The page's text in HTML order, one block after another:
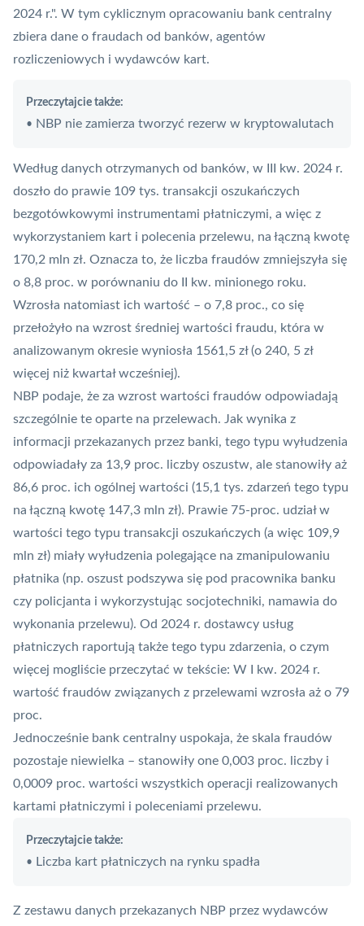
2024 r.". W tym cyklicznym opracowaniu bank centralny
zbiera dane o fraudach od banków, agentów
rozliczeniowych i wydawców kart.
Przeczytajcie także:
• NBP nie zamierza tworzyć rezerw w kryptowalutach
Według danych otrzymanych od banków, w III kw. 2024 r.
doszło do prawie 109 tys. transakcji oszukańczych
bezgotówkowymi instrumentami płatniczymi, a więc z
wykorzystaniem kart i polecenia przelewu, na łączną kwotę
170,2 mln zł. Oznacza to, że liczba fraudów zmniejszyła się
o 8,8 proc. w porównaniu do II kw. minionego roku.
Wzrosła natomiast ich wartość – o 7,8 proc., co się
przełożyło na wzrost średniej wartości fraudu, która w
analizowanym okresie wyniosła 1561,5 zł (o 240, 5 zł
więcej niż kwartał wcześniej).
NBP podaje, że za wzrost wartości fraudów odpowiadają
szczególnie te oparte na przelewach. Jak wynika z
informacji przekazanych przez banki, tego typu wyłudzenia
odpowiadały za 13,9 proc. liczby oszustw, ale stanowiły aż
86,6 proc. ich ogólnej wartości (15,1 tys. zdarzeń tego typu
na łączną kwotę 147,3 mln zł). Prawie 75-proc. udział w
wartości tego typu transakcji oszukańczych (a więc 109,9
mln zł) miały wyłudzenia polegające na zmanipulowaniu
płatnika (np. oszust podszywa się pod pracownika banku
czy policjanta i wykorzystując socjotechniki, namawia do
wykonania przelewu). Od 2024 r. dostawcy usług
płatniczych raportują także tego typu zdarzenia, o czym
więcej mogliście przeczytać w tekście: W I kw. 2024 r.
wartość fraudów związanych z przelewami wzrosła aż o 79
proc.
Jednocześnie bank centralny uspokaja, że skala fraudów
pozostaje niewielka – stanowiły one 0,003 proc. liczby i
0,0009 proc. wartości wszystkich operacji realizowanych
kartami płatniczymi i poleceniami przelewu.
Przeczytajcie także:
• Liczba kart płatniczych na rynku spadła
Z zestawu danych przekazanych NBP przez wydawców